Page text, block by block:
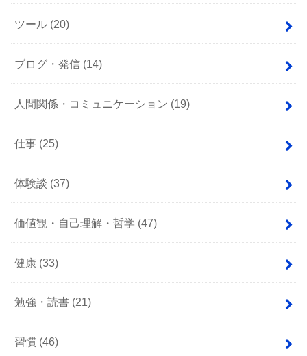
ツール (20)
ブログ・発信 (14)
人間関係・コミュニケーション (19)
仕事 (25)
体験談 (37)
価値観・自己理解・哲学 (47)
健康 (33)
勉強・読書 (21)
習慣 (46)